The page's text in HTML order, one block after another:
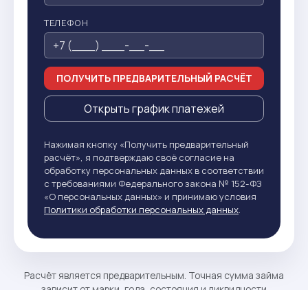
ТЕЛЕФОН
ПОЛУЧИТЬ ПРЕДВАРИТЕЛЬНЫЙ РАСЧЁТ
Открыть график платежей
Нажимая кнопку «Получить предварительный
расчёт», я подтверждаю своё согласие на
обработку персональных данных в соответствии
с требованиями Федерального закона № 152-ФЗ
«О персональных данных» и принимаю условия
Политики обработки персональных данных.
Расчёт является предварительным. Точная сумма займа